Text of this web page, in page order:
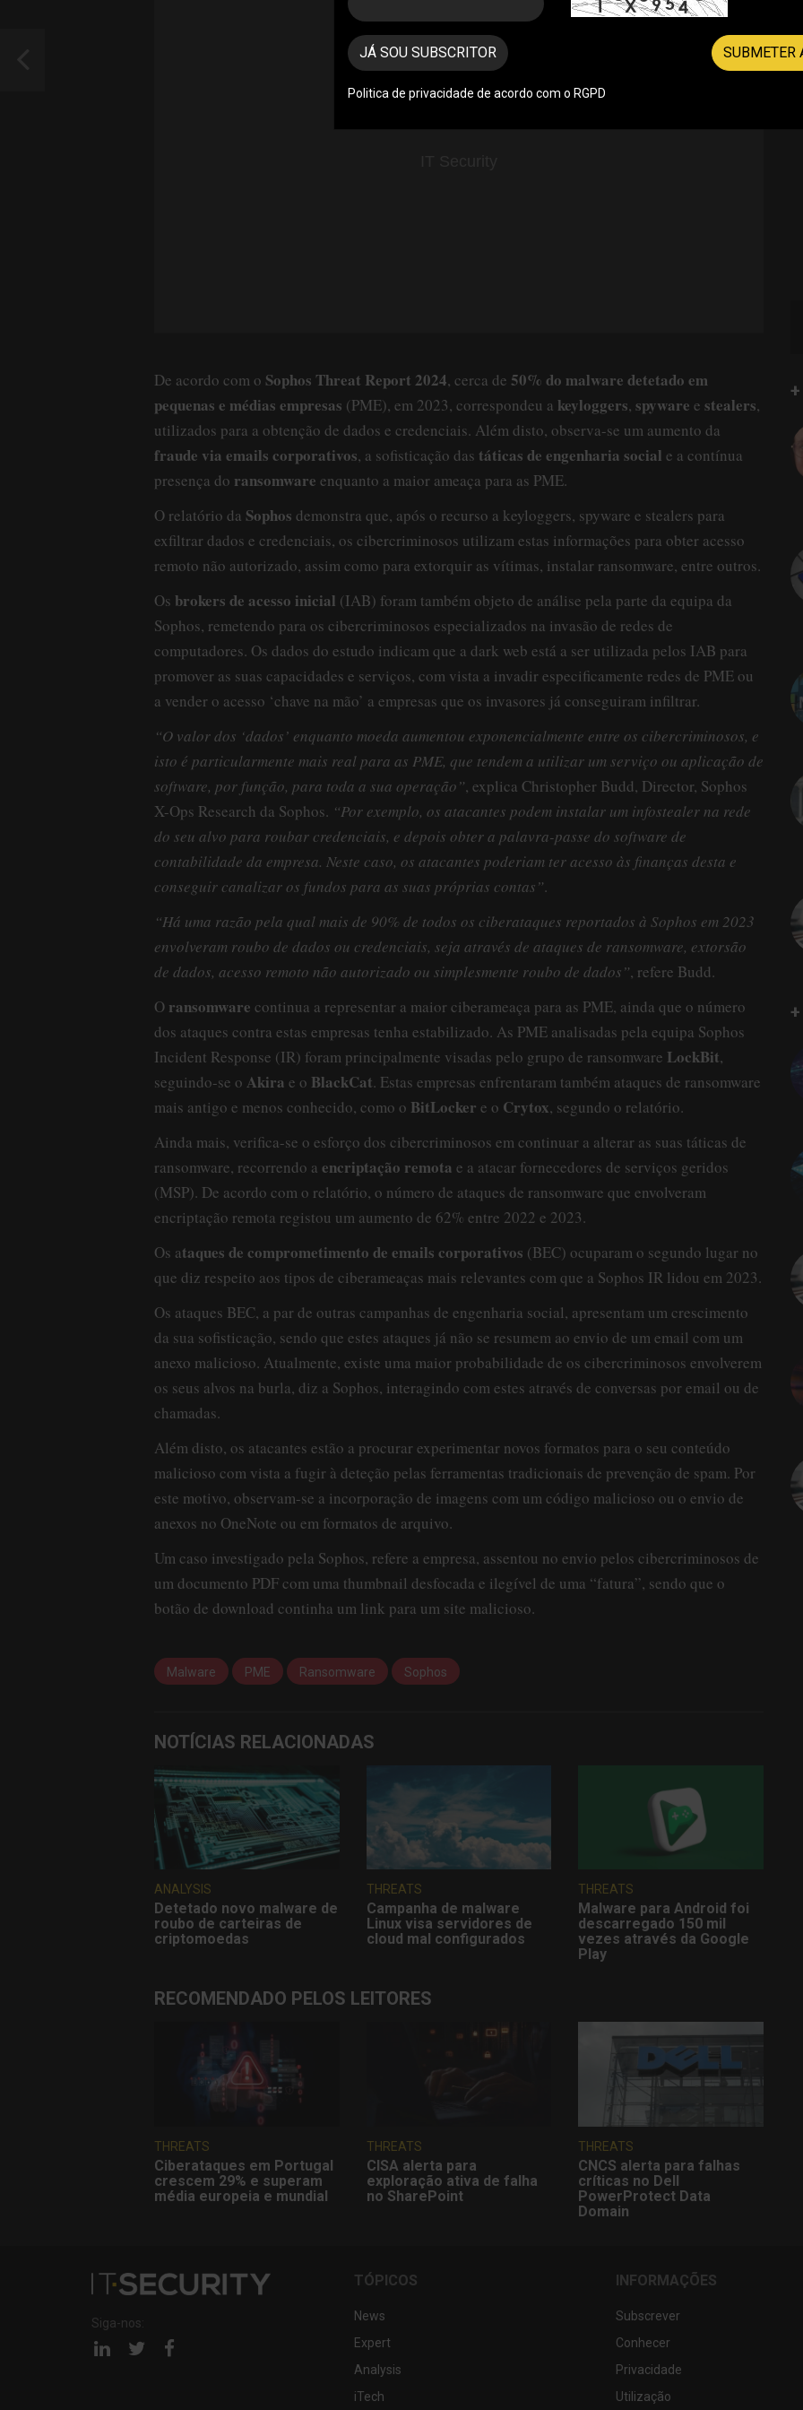
De acordo com o Sophos Threat Report 2024, cerca de 50% do malware detetado em
pequenas e médias empresas (PME), em 2023, correspondeu a keyloggers, spyware e stealers,
utilizados para a obtenção de dados e credenciais. Além disto, observa-se um aumento da
fraude via emails corporativos, a sofisticação das táticas de engenharia social e a contínua
presença do ransomware enquanto a maior ameaça para as PME.
O relatório da Sophos demonstra que, após o recurso a keyloggers, spyware e stealers para
exfiltrar dados e credenciais, os cibercriminosos utilizam estas informações para obter acesso
remoto não autorizado, assim como para extorquir as vítimas, instalar ransomware, entre outros.
Os brokers de acesso inicial (IAB) foram também objeto de análise pela parte da equipa da
Sophos, remetendo para os cibercriminosos especializados na invasão de redes de
computadores. Os dados do estudo indicam que a dark web está a ser utilizada pelos IAB para
promover as suas capacidades e serviços, com vista a invadir especificamente redes de PME ou
a vender o acesso ‘chave na mão’ a empresas que os invasores já conseguiram infiltrar.
“O valor dos ‘dados’ enquanto moeda aumentou exponencialmente entre os cibercriminosos, e
isto é particularmente mais real para as PME, que tendem a utilizar um serviço ou aplicação de
software, por função, para toda a sua operação”, explica Christopher Budd, Director, Sophos
X-Ops Research da Sophos. “Por exemplo, os atacantes podem instalar um infostealer na rede
do seu alvo para roubar credenciais, e depois obter a palavra-passe do software de
contabilidade da empresa. Neste caso, os atacantes poderiam ter acesso às finanças desta e
conseguir canalizar os fundos para as suas próprias contas”.
“Há uma razão pela qual mais de 90% de todos os ciberataques reportados à Sophos em 2023
envolveram roubo de dados ou credenciais, seja através de ataques de ransomware, extorsão
de dados, acesso remoto não autorizado ou simplesmente roubo de dados”, refere Budd.
O ransomware continua a representar a maior ciberameaça para as PME, ainda que o número
dos ataques contra estas empresas tenha estabilizado. As PME analisadas pela equipa Sophos
Incident Response (IR) foram principalmente visadas pelo grupo de ransomware LockBit,
seguindo-se o Akira e o BlackCat. Estas empresas enfrentaram também ataques de ransomware
mais antigo e menos conhecido, como o BitLocker e o Crytox, segundo o relatório.
Ainda mais, verifica-se o esforço dos cibercriminosos em continuar a alterar as suas táticas de
ransomware, recorrendo a encriptação remota e a atacar fornecedores de serviços geridos
(MSP). De acordo com o relatório, o número de ataques de ransomware que envolveram
encriptação remota registou um aumento de 62% entre 2022 e 2023.
Os ataques de comprometimento de emails corporativos (BEC) ocuparam o segundo lugar no
que diz respeito aos tipos de ciberameaças mais relevantes com que a Sophos IR lidou em 2023.
Os ataques BEC, a par de outras campanhas de engenharia social, apresentam um crescimento
da sua sofisticação, sendo que estes ataques já não se resumem ao envio de um email com um
anexo malicioso. Atualmente, existe uma maior probabilidade de os cibercriminosos envolverem
os seus alvos na burla, diz a Sophos, interagindo com estes através de conversas por email ou de
chamadas.
Além disto, os atacantes estão a procurar experimentar novos formatos para o seu conteúdo
malicioso com vista a fugir à deteção pelas ferramentas tradicionais de prevenção de spam. Por
este motivo, observam-se a incorporação de imagens com um código malicioso ou o envio de
anexos no OneNote ou em formatos de arquivo.
Um caso investigado pela Sophos, refere a empresa, assentou no envio pelos cibercriminosos de
um documento PDF com uma thumbnail desfocada e ilegível de uma “fatura”, sendo que o
botão de download continha um link para um site malicioso.
Malware PME Ransomware Sophos
NOTÍCIAS RELACIONADAS
ANALYSIS
Detetado novo malware de
roubo de carteiras de
criptomoedas
THREATS
Campanha de malware
Linux visa servidores de
cloud mal configurados
THREATS
Malware para Android foi
descarregado 150 mil
vezes através da Google
Play
RECOMENDADO PELOS LEITORES
THREATS
Ciberataques em Portugal
crescem 29% e superam
média europeia e mundial
THREATS
CISA alerta para
exploração ativa de falha
no SharePoint
THREATS
CNCS alerta para falhas
críticas no Dell
PowerProtect Data
Domain
Siga-nos:
Página Página
TÓPICOS
News
Expert
Analysis
iTech
INFORMAÇÕES
Subscrever
Conhecer
Privacidade
Utilização
JÁ SOU SUBSCRITOR SUBMETER
Politica de privacidade de acordo com o RGPD